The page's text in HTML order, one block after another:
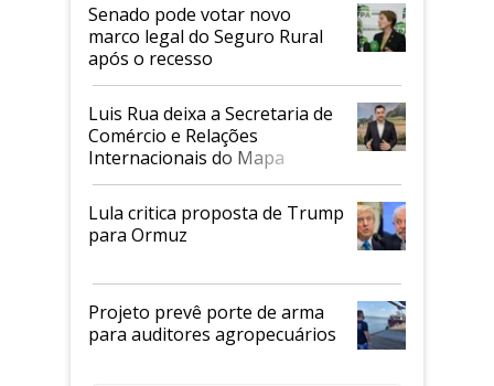
Senado pode votar novo
marco legal do Seguro Rural
após o recesso
Luis Rua deixa a Secretaria de
Comércio e Relações
Internacionais do Mapa
Lula critica proposta de Trump
para Ormuz
Projeto prevê porte de arma
para auditores agropecuários